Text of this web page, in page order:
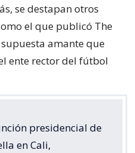
se destapan otros
el que publicó The
amante que
ente rector del fútbol
presidencial de
en Cali,